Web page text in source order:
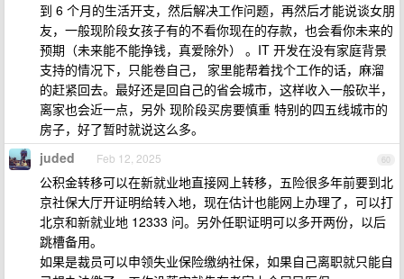
到 6 个月的生活开支，然后解决工作问题，再然后才能说谈女朋
友，一般现阶段女孩子有的不看你现在的存款，也会看你未来的
预期（未来能不能挣钱，真爱除外） 。IT 开发在没有家庭背景
支持的情况下，只能卷自己， 家里能帮着找个工作的话，麻溜
的赶紧回去。最好还是回自己的省会城市，这样收入一般砍半，
离家也会近一点，另外 现阶段买房要慎重 特别的四五线城市的
房子，好了暂时就说这么多。
60
juded Feb 12, 2025
公积金转移可以在新就业地直接网上转移，五险很多年前要到北
京社保大厅开证明给转入地，现在估计也能网上办理了，可以打
北京和新就业地 12333 问。另外任职证明可以多开两份，以后
跳槽备用。
如果是裁员可以申领失业保险缴纳社保，如果自己离职就只能自